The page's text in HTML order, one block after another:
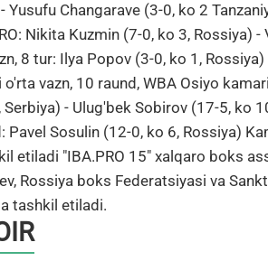
Yusufu Changarave (3-0, ko 2
Nikita Kuzmin (7-0, ko 3, Rossiya)
8 tur: Ilya Popov (3-0, ko 1,
vazn, 10 raund, WBA Osiyo
- Ulug'bek Sobirov (17-5, ko
Pavel Sosulin (12-0, ko 6, Rossiya)
etiladi "IBA.PRO 15" xalqaro boks
Rossiya boks Federatsiyasi va
tashkil etiladi.